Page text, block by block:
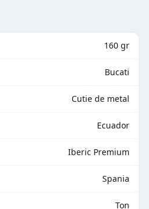
160 gr
Bucati
Cutie de metal
Ecuador
Iberic Premium
Spania
Ton